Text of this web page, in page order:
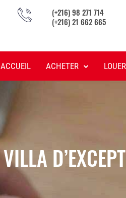
(+216) 98 271 714
(+216) 21 662 665
ACCUEIL ACHETER LOUER
VILLA